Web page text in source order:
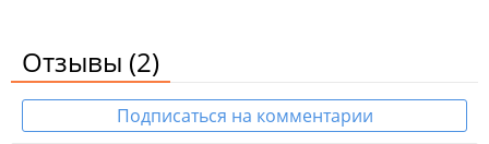
Отзывы (2)
Подписаться на комментарии